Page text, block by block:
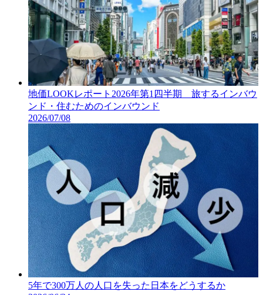
地価LOOKレポート2026年第1四半期 旅するインバウ
ンド・住むためのインバウンド
2026/07/08
5年で300万人の人口を失った日本をどうするか